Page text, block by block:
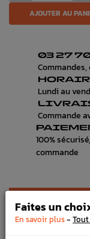
AJOUTER AU
03 27
Lundi au
Commande
100%
commande
LIVRAISON
Faites un
En savoir plus-